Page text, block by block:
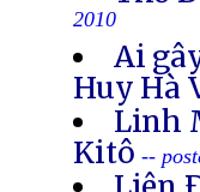
2010
Ai
Huy Hà
Linh
Kitô --